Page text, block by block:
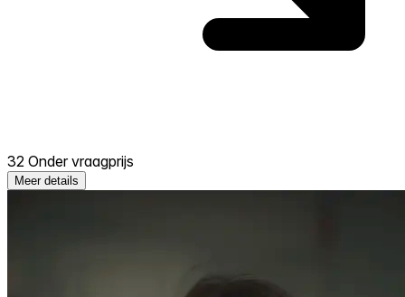
32 Onder vraagprijs
Meer details